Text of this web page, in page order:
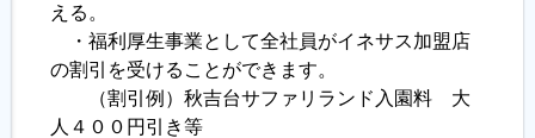
える。
・福利厚生事業として全社員がイネサス加盟店
の割引を受けることができます。
（割引例）秋吉台サファリランド入園料 大
人４００円引き等